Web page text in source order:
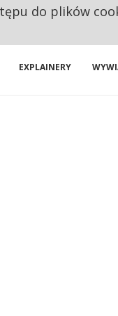
EXPLAINERY
do plików